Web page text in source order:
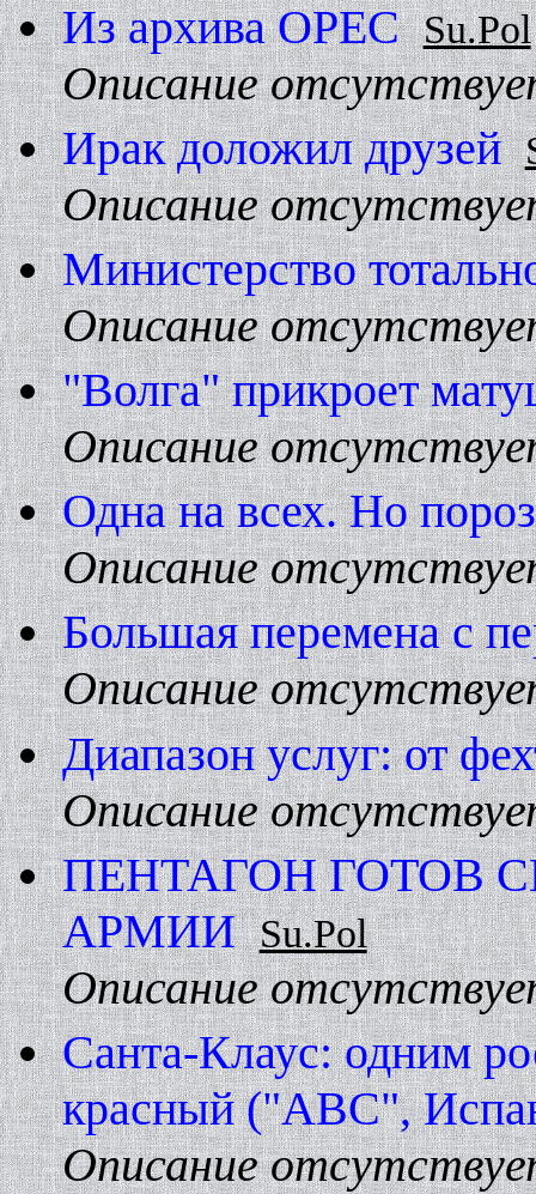
Из архива OPEC Su.Pol
Описание
Ирак доложил друзей
Описание
Министерство
Описание
"Волга" прикроет
Описание
Одна на всех. Hо
Описание
Большая перемена с
Описание
Диапазон услуг: от
Описание
ПЕHТАГОH ГОТОВ
АРМИИ Su.Pol
Описание
Санта-Клаус: одним
красный ("ABC",
Описание